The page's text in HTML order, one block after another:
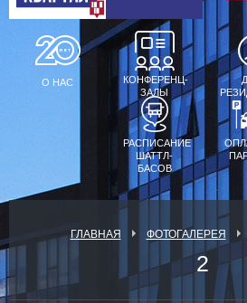
О НАС
КОНФЕРЕНЦ-
ЗАЛЫ
РАСПИСАНИЕ
ШАТТЛ-
БАСОВ
ГЛАВНАЯ ФОТОГАЛЕРЕЯ
2